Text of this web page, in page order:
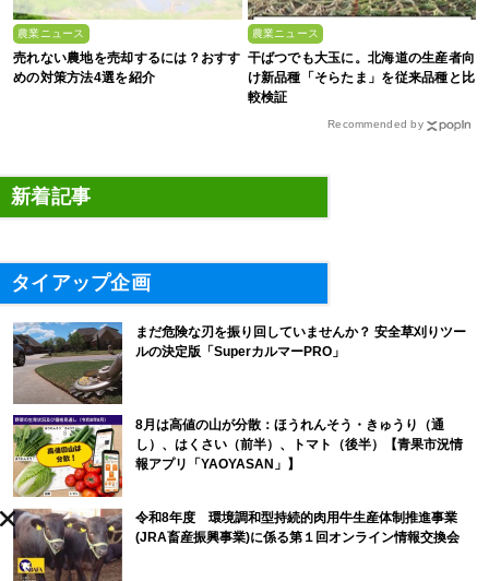
農業ニュース
売れない農地を売却するには？おすす
めの対策方法4選を紹介
農業ニュース
干ばつでも大玉に。北海道の生産者向
け新品種「そらたま」を従来品種と比
較検証
Recommended by
新着記事
タイアップ企画
まだ危険な刃を振り回していませんか？ 安全草刈りツー
ルの決定版「SuperカルマーPRO」
8月は高値の山が分散：ほうれんそう・きゅうり（通
し）、はくさい（前半）、トマト（後半）【青果市況情
報アプリ「YAOYASAN」】
令和8年度 環境調和型持続的肉用牛生産体制推進事業
(JRA畜産振興事業)に係る第１回オンライン情報交換会